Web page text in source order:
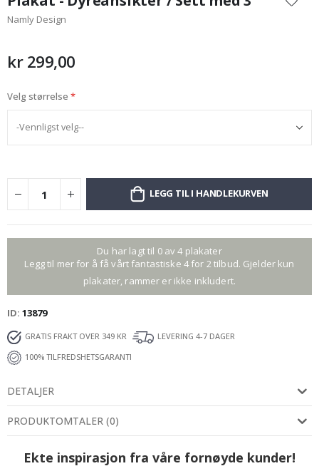
begynnelsen
av
Namly Design
kr 299,00
Velg størrelse
LEGG TIL I HANDLEKURVEN
Du har lagt til 0 av 4 plakater
Legg til mer for å få vårt fantastiske 4 for 2 tilbud. Gjelder kun
plakater, rammer er ikke inkludert.
ID 13879
GRATIS FRAKT OVER 349 KR
LEVERING 4-7 DAGER
100% TILFREDSHETSGARANTI
DETALJER
PRODUKTOMTALER (0)
Ekte inspirasjon fra våre fornøyde kunder!